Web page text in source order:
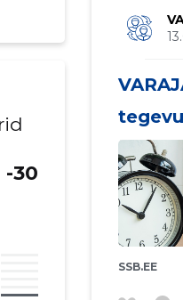
VAGANTES MTÜ
-30
SSB.EE